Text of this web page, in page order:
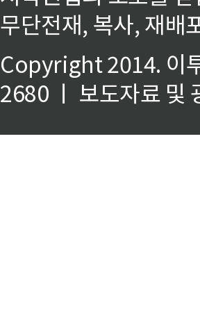
무단전재, 복사, 재배
Copyright 2014. 이
2680 ㅣ 보도자료